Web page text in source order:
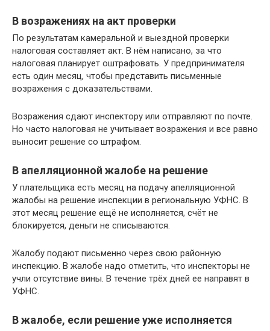
В возражениях на акт проверки
По результатам камеральной и выездной проверки
налоговая составляет акт. В нём написано, за что
налоговая планирует оштрафовать. У предпринимателя
есть один месяц, чтобы представить письменные
возражения с доказательствами.
Возражения сдают инспектору или отправляют по почте.
Но часто налоговая не учитывает возражения и все равно
выносит решение со штрафом.
В апелляционной жалобе на решение
У плательщика есть месяц на подачу апелляционной
жалобы на решение инспекции в региональную УФНС. В
этот месяц решение ещё не исполняется, счёт не
блокируется, деньги не списываются.
Жалобу подают письменно через свою районную
инспекцию. В жалобе надо отметить, что инспекторы не
учли отсутствие вины. В течение трёх дней ее направят в
УФНС.
В жалобе, если решение уже исполняется